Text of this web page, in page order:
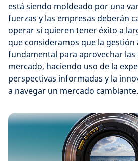
está siendo moldeado por una
fuerzas y las empresas deberán
operar si quieren tener éxito a
que consideramos que la gestión
fundamental para aprovechar
mercado, haciendo uso de la
perspectivas informadas y la
a navegar un mercado cambiante.